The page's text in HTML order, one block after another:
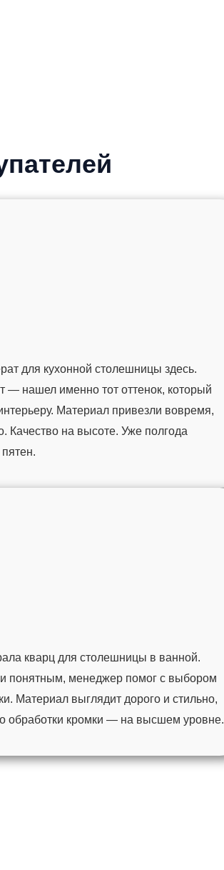
для кухонной столешницы здесь.
— нашел именно тот оттенок, который
Материал привезли вовремя,
Качество на высоте. Уже полгода
кварц для столешницы в ванной.
понятным, менеджер помог с выбором
Материал выглядит дорого и стильно,
обработки кромки — на высшем уровне.